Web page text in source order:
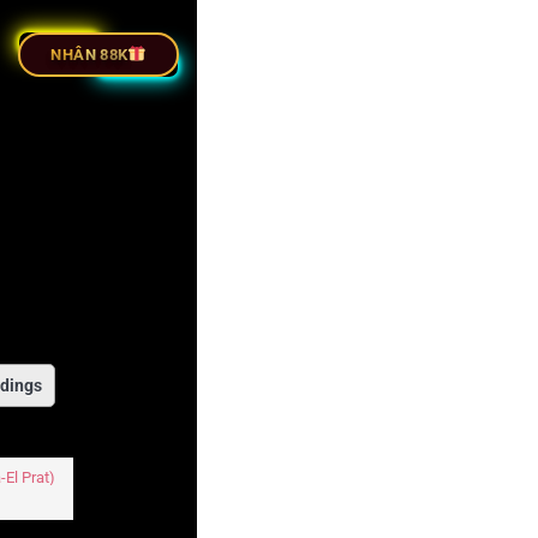
ĐÁ
NHÂN 88K
El Prat)